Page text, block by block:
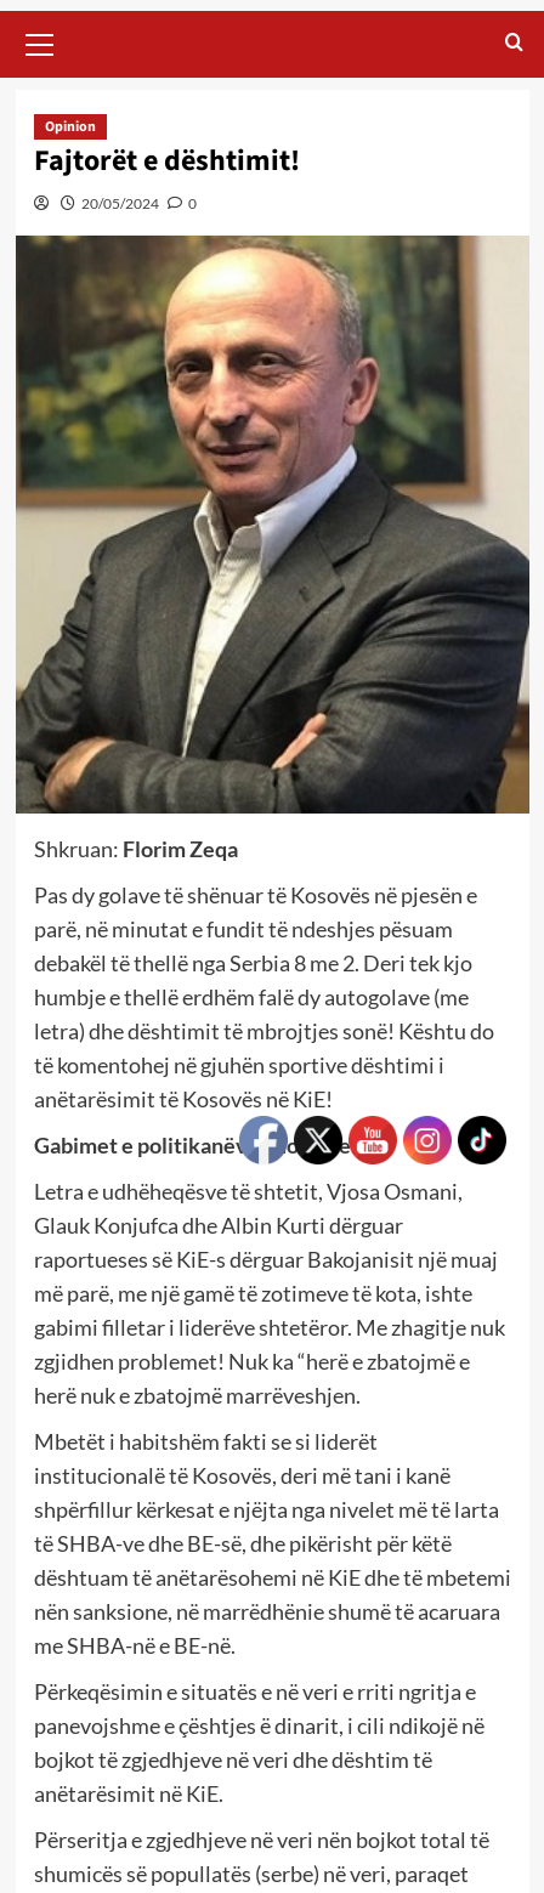
Menu
Opinion
Fajtorët e dështimit!
20/05/2024 0
Shkruan: Florim Zeqa
Pas dy golave të shënuar të Kosovës në pjesën e
parë, në minutat e fundit të ndeshjes pësuam
debakël të thellë nga Serbia 8 me 2. Deri tek kjo
humbje e thellë erdhëm falë dy autogolave (me
letra) dhe dështimit të mbrojtjes sonë! Kështu do
të komentohej në gjuhën sportive dështimi i
anëtarësimit të Kosovës në KiE!
Gabimet e politikanëve adoleshent
Letra e udhëheqësve të shtetit, Vjosa Osmani,
Glauk Konjufca dhe Albin Kurti dërguar
raportueses së KiE-s dërguar Bakojanisit një muaj
më parë, me një gamë të zotimeve të kota, ishte
gabimi filletar i liderëve shtetëror. Me zhagitje nuk
zgjidhen problemet! Nuk ka “herë e zbatojmë e
herë nuk e zbatojmë marrëveshjen.
Mbetët i habitshëm fakti se si liderët
institucionalë të Kosovës, deri më tani i kanë
shpërfillur kërkesat e njëjta nga nivelet më të larta
të SHBA-ve dhe BE-së, dhe pikërisht për këtë
dështuam të anëtarësohemi në KiE dhe të mbetemi
nën sanksione, në marrëdhënie shumë të acaruara
me SHBA-në e BE-në.
Përkeqësimin e situatës e në veri e rriti ngritja e
panevojshme e çështjes ë dinarit, i cili ndikojë në
bojkot të zgjedhjeve në veri dhe dështim të
anëtarësimit në KiE.
Përseritja e zgjedhjeve në veri nën bojkot total të
shumicës së popullatës (serbe) në veri, paraqet